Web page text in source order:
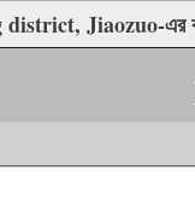
Jiaozuo-এর